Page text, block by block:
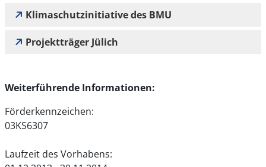
Klimaschutzinitiative des BMU
Projektträger Jülich
Weiterführende Informationen:
Förderkennzeichen:
03KS6307
Laufzeit des Vorhabens: